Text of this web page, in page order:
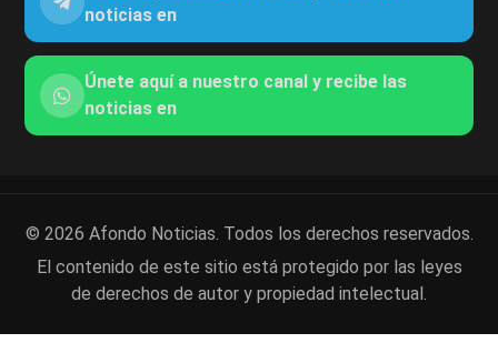
noticias en
Únete aquí a nuestro canal y recibe las
noticias en
© 2026 Afondo Noticias. Todos los derechos reservados.
El contenido de este sitio está protegido por las leyes
de derechos de autor y propiedad intelectual.